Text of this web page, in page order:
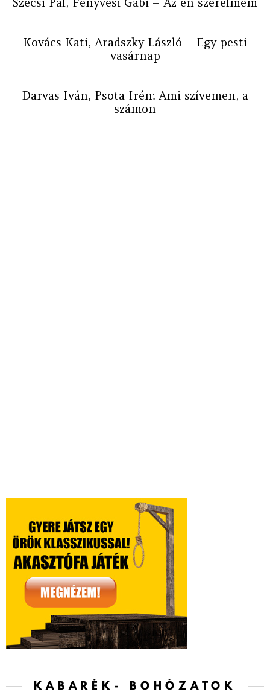
Kovács Kati, Aradszky László – Egy pesti
vasárnap
Darvas Iván, Psota Irén: Ami szívemen, a
számon
KABARÉK- BOHÓZATOK